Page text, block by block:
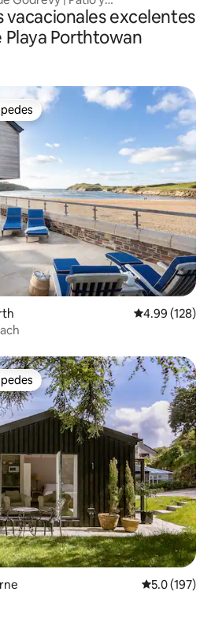
vacacionales excelentes
Playa Porthtowan
preferido
Calificación
4.99 (128)
preferido
Calificación
5.0 (197)